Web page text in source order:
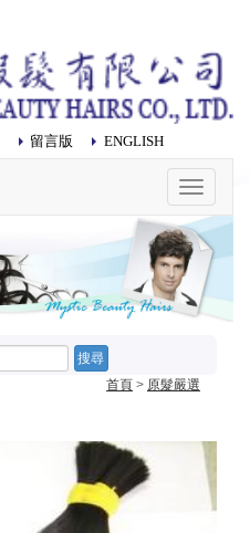
留言版 ENGLISH
選
單
搜尋
首頁 > 原髮嚴選